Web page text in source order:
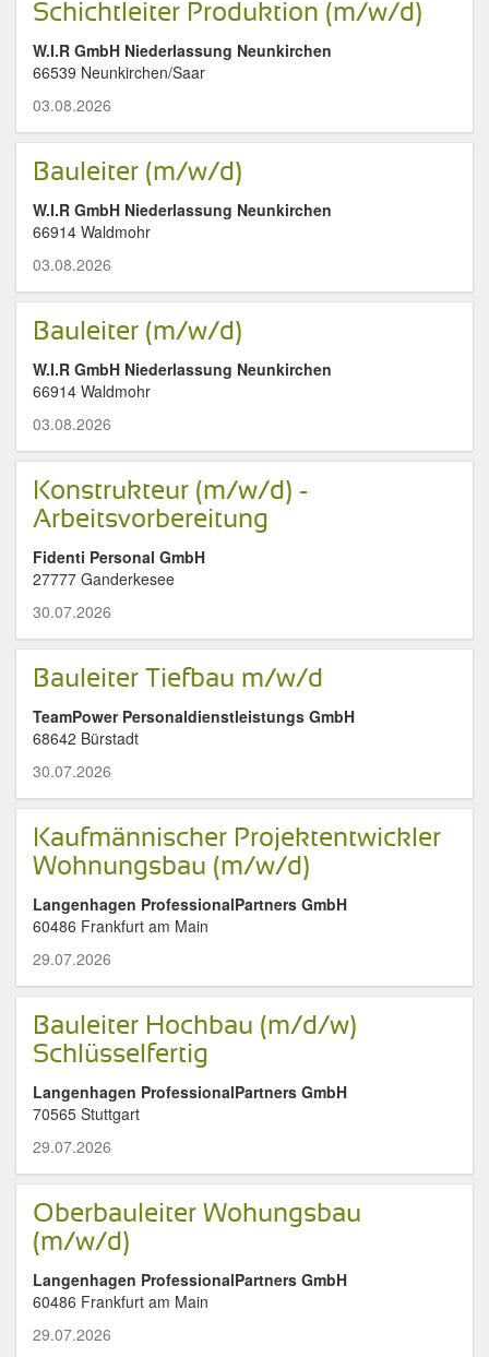
Schichtleiter Produktion (m/w/d)
W.I.R GmbH Niederlassung Neunkirchen
66539 Neunkirchen/Saar
03.08.2026
Bauleiter (m/w/d)
W.I.R GmbH Niederlassung Neunkirchen
66914 Waldmohr
03.08.2026
Bauleiter (m/w/d)
W.I.R GmbH Niederlassung Neunkirchen
66914 Waldmohr
03.08.2026
Konstrukteur (m/w/d) -
Arbeitsvorbereitung
Fidenti Personal GmbH
27777 Ganderkesee
30.07.2026
Bauleiter Tiefbau m/w/d
TeamPower Personaldienstleistungs GmbH
68642 Bürstadt
30.07.2026
Kaufmännischer Projektentwickler
Wohnungsbau (m/w/d)
Langenhagen ProfessionalPartners GmbH
60486 Frankfurt am Main
29.07.2026
Bauleiter Hochbau (m/d/w)
Schlüsselfertig
Langenhagen ProfessionalPartners GmbH
70565 Stuttgart
29.07.2026
Oberbauleiter Wohungsbau
(m/w/d)
Langenhagen ProfessionalPartners GmbH
60486 Frankfurt am Main
29.07.2026